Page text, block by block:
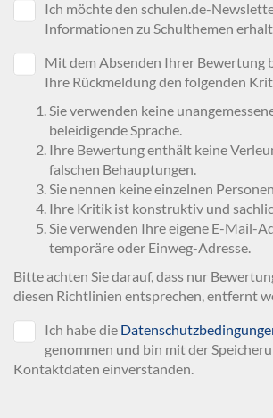
Ich möchte den schulen.de-
Informationen zu Schulthemen
Mit dem Absenden Ihrer Bewertung
Ihre Rückmeldung den folgenden
Sie verwenden keine
beleidigende Sprache.
Ihre Bewertung enthält keine
falschen Behauptungen.
Sie nennen keine einzelnen
Ihre Kritik ist konstruktiv und
Sie verwenden Ihre eigene E-Mail-
temporäre oder Einweg-Adresse.
Bitte achten Sie darauf, dass nur
diesen Richtlinien entsprechen, entfernt
Ich habe die
genommen und bin mit der
Kontaktdaten einverstanden.